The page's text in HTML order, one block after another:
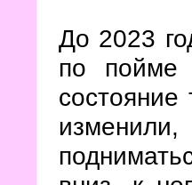
До 2023
по пойме